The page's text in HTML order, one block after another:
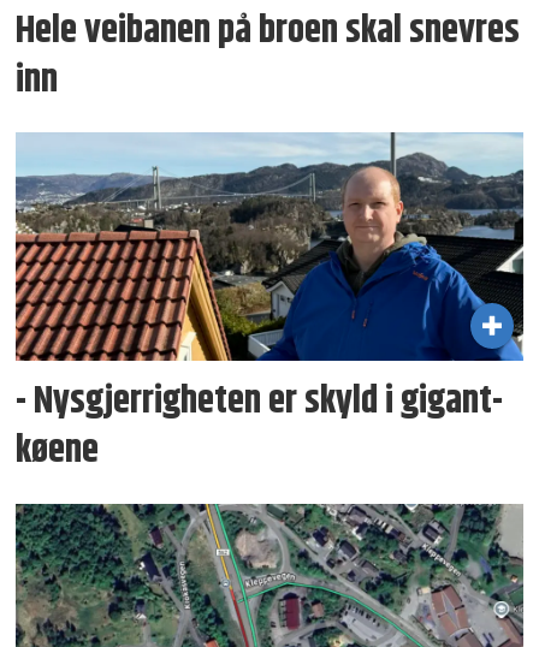
Hele veibanen på broen skal snevres
inn
- Nysgjerrigheten er skyld i gigant­
køene